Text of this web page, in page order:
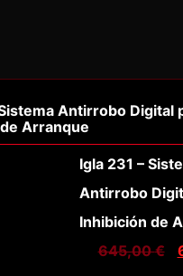
Antirrobo Digital
Arranque
Igla 231 –
Antirrobo
Inhibición de
645,00€